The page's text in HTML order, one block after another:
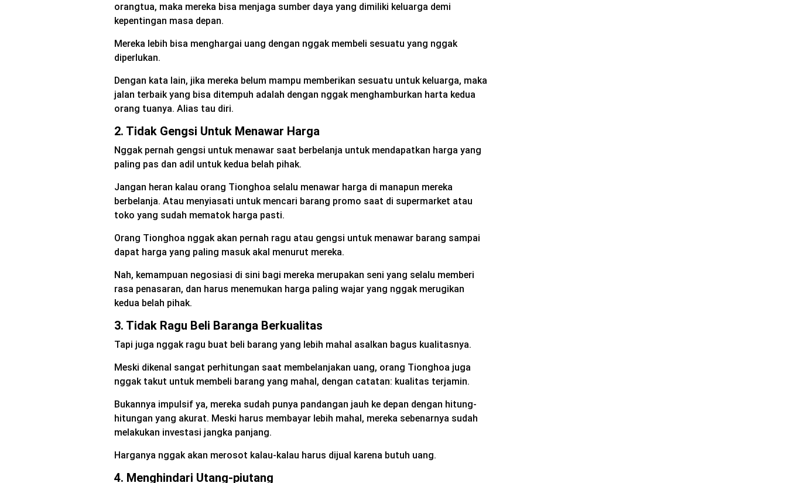
orangtua, maka mereka bisa menjaga sumber daya yang dimiliki keluarga demi
kepentingan masa depan.
Mereka lebih bisa menghargai uang dengan nggak membeli sesuatu yang nggak
diperlukan.
Dengan kata lain, jika mereka belum mampu memberikan sesuatu untuk keluarga, maka
jalan terbaik yang bisa ditempuh adalah dengan nggak menghamburkan harta kedua
orang tuanya. Alias tau diri.
2. Tidak Gengsi Untuk Menawar Harga
Nggak pernah gengsi untuk menawar saat berbelanja untuk mendapatkan harga yang
paling pas dan adil untuk kedua belah pihak.
Jangan heran kalau orang Tionghoa selalu menawar harga di manapun mereka
berbelanja. Atau menyiasati untuk mencari barang promo saat di supermarket atau
toko yang sudah mematok harga pasti.
Orang Tionghoa nggak akan pernah ragu atau gengsi untuk menawar barang sampai
dapat harga yang paling masuk akal menurut mereka.
Nah, kemampuan negosiasi di sini bagi mereka merupakan seni yang selalu memberi
rasa penasaran, dan harus menemukan harga paling wajar yang nggak merugikan
kedua belah pihak.
3. Tidak Ragu Beli Baranga Berkualitas
Tapi juga nggak ragu buat beli barang yang lebih mahal asalkan bagus kualitasnya.
Meski dikenal sangat perhitungan saat membelanjakan uang, orang Tionghoa juga
nggak takut untuk membeli barang yang mahal, dengan catatan: kualitas terjamin.
Bukannya impulsif ya, mereka sudah punya pandangan jauh ke depan dengan hitung-
hitungan yang akurat. Meski harus membayar lebih mahal, mereka sebenarnya sudah
melakukan investasi jangka panjang.
Harganya nggak akan merosot kalau-kalau harus dijual karena butuh uang.
4. Menghindari Utang-piutang